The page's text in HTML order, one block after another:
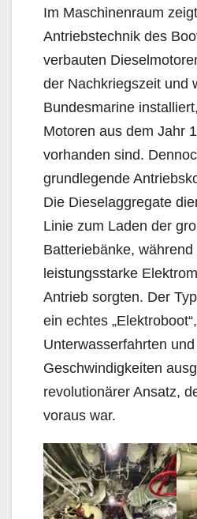
Im Maschinenraum
Antriebstechnik des
verbauten
der Nachkriegszeit und
Bundesmarine
Motoren aus dem Jahr
vorhanden sind.
grundlegende
Die Dieselaggregate
Linie zum Laden der
Batteriebänke,
leistungsstarke
Antrieb sorgten. Der
ein echtes
Unterwasserfahrten
Geschwindigkeiten
revolutionärer Ansatz,
voraus war.